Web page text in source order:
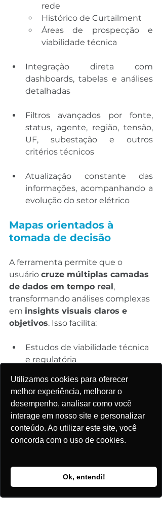
Utilizamos cookies para oferecer
melhor experiência, melhorar o
desempenho, analisar como você
interage em nosso site e personalizar
conteúdo. Ao utilizar este site, você
concorda com o uso de cookies.
Ok, entendi!
rede
Histórico de Curtailment
Áreas de prospecção e
viabilidade técnica
Integração direta com
dashboards, tabelas e análises
detalhadas
Filtros avançados por fonte,
status, agente, região, tensão,
UF, subestação e outros
critérios técnicos
Atualização constante das
informações, acompanhando a
evolução do setor elétrico
Mapas orientados à
tomada de decisão
A ferramenta permite que o
usuário cruze múltiplas camadas
de dados em tempo real,
transformando análises complexas
em insights visuais claros e
objetivos. Isso facilita:
Estudos de viabilidade técnica
e regulatória
projetos
Avaliação de alternativas de
conexão
Identificação de
oportunidades comerciais
Análise territorial e estratégica
O mapa deixa de ser apenas um